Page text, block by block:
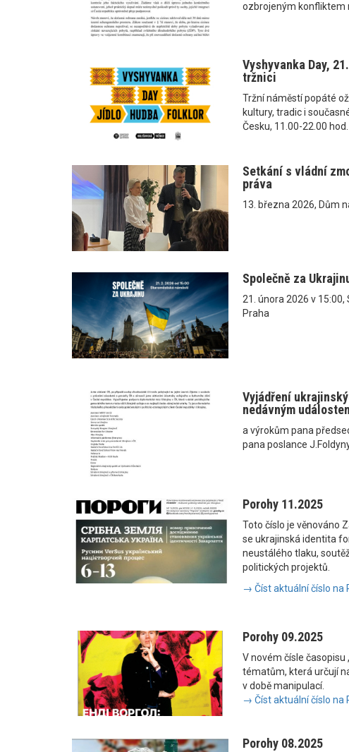
ozbrojeným konfliktem
Vyshyvanka Day,
tržnici
Tržní náměstí popáté
kultury, tradic i
Česku, 11.00-22.00 hod.
Setkání s vládní
práva
13. března 2026, Dům
Společně za
21. února 2026 v
Praha
Vyjádření
nedávným
a výrokům pana
pana poslance
Porohy 11.2025
Toto číslo je věnováno
se ukrajinská identita
neustálého tlaku,
politických projektů.
→ Číst aktuální číslo na
Porohy 09.2025
V novém čísle časopisu
tématům, která určují
v době manipulací.
→ Číst aktuální číslo na
Porohy 08.2025